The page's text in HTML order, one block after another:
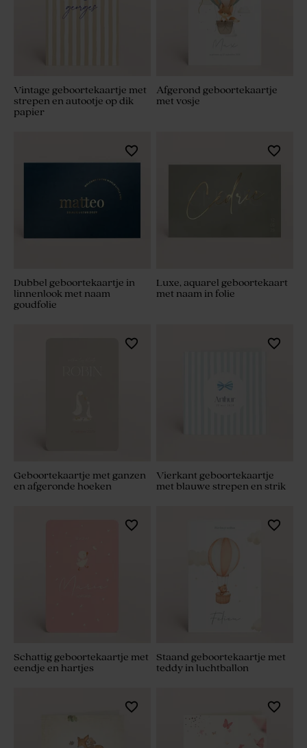
Vintage geboortekaartje met
strepen en autootje op dik
papier
Afgerond geboortekaartje
met vosje
Dubbel geboortekaartje in
linnenlook met naam
goudfolie
Luxe, aquarel geboortekaart
met naam in folie
Geboortekaartje met ganzen
en afgeronde hoeken
Vierkant geboortekaartje
met blauwe strepen en strik
Schattig geboortekaartje met
eendje en hartjes
Staand geboortekaartje met
teddy in luchtballon